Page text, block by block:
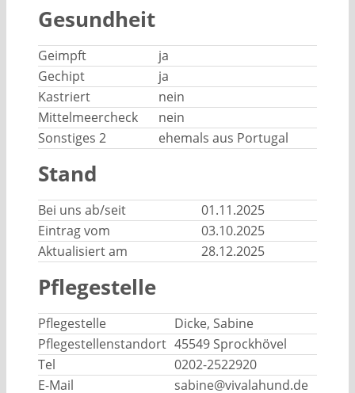
Gesundheit
Geimpft
ja
Gechipt
ja
Kastriert
nein
Mittelmeercheck
nein
Sonstiges 2
ehemals aus Portugal
Stand
Bei uns ab/seit
01.11.2025
Eintrag vom
03.10.2025
Aktualisiert am
28.12.2025
Pflegestelle
Pflegestelle
Dicke, Sabine
Pflegestellenstandort 45549 Sprockhövel
Tel
0202-2522920
E-Mail
sabine@vivalahund.de